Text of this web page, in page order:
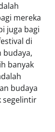
mereka
juga bagi
di
budaya,
banyak
budaya
segelintir